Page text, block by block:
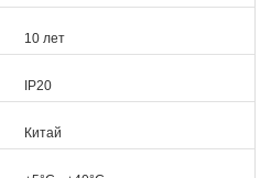
10 лет
IP20
Китай